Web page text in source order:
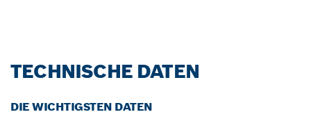
TECHNISCHE DATEN
DIE WICHTIGSTEN DATEN